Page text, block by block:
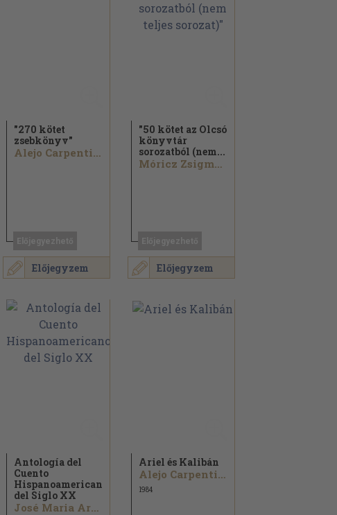
Előjegyzem
"270 kötet
zsebkönyv"
Alejo Carpentier...
Előjegyzem
"50 kötet az Olcsó
könyvtár
sorozatból (nem...
Móricz Zsigmond...
Antología del
Cuento
Hispanoamericano
del Siglo XX
José Maria Arguedas...
Ariel és Kalibán
Alejo Carpentier...
1984